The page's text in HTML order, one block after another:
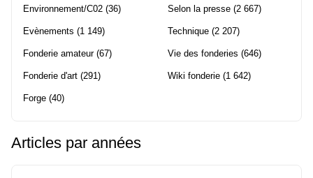
Environnement/C02 (36)
Evènements (1 149)
Fonderie amateur(67)
Fonderie d'art (291)
Forge (40)
Selon la presse (2 667)
Technique (2 207)
Vie des fonderies (646)
Wiki fonderie (1 642)
Articles par années